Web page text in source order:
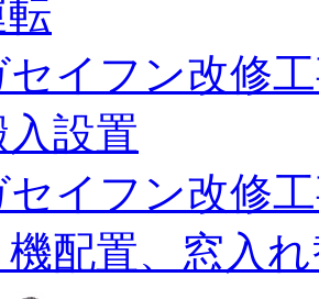
セイフン改修
入設置
セイフン改修
配置、窓入